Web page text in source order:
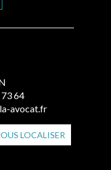
73 64
avocat.fr
LOCALISER